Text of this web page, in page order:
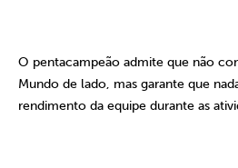
O pentacampeão admite que não
Mundo de lado, mas garante que
rendimento da equipe durante as